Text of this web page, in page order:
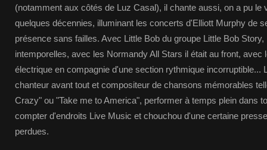
(notamment aux côtés de Luz Casal), il chante aussi, on a pu le
quelques décennies, illuminant les concerts d'Elliott Murphy de
présence sans failles. Avec Little Bob du groupe Little Bob
intemporelles, avec les Normandy All Stars il était au front, avec
électrique en compagnie d'une section rythmique incorruptible...
chanteur avant tout et compositeur de chansons mémorables
Crazy" ou "Take me to America", performer à temps plein dans
compter d'endroits Live Music et chouchou d'une certaine
perdues.